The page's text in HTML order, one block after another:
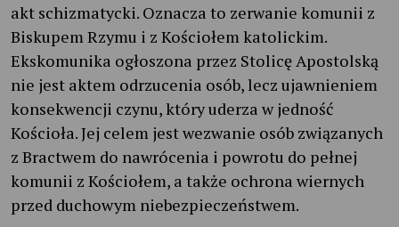
akt schizmatycki. Oznacza to zerwanie komunii z
Biskupem Rzymu i z Kościołem katolickim.
Ekskomunika ogłoszona przez Stolicę Apostolską
nie jest aktem odrzucenia osób, lecz ujawnieniem
konsekwencji czynu, który uderza w jedność
Kościoła. Jej celem jest wezwanie osób związanych
z Bractwem do nawrócenia i powrotu do pełnej
komunii z Kościołem, a także ochrona wiernych
przed duchowym niebezpieczeństwem.